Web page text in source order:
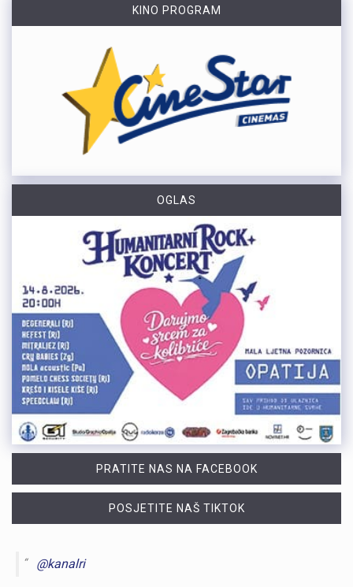
KINO PROGRAM
OGLAS
PRATITE NAS NA FACEBOOK
POSJETITE NAŠ TIKTOK
@kanalri